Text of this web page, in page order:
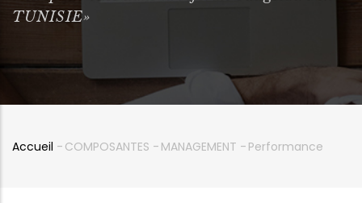
TUNISIE»
Accueil - COMPOSANTES - MANAGEMENT - Performance